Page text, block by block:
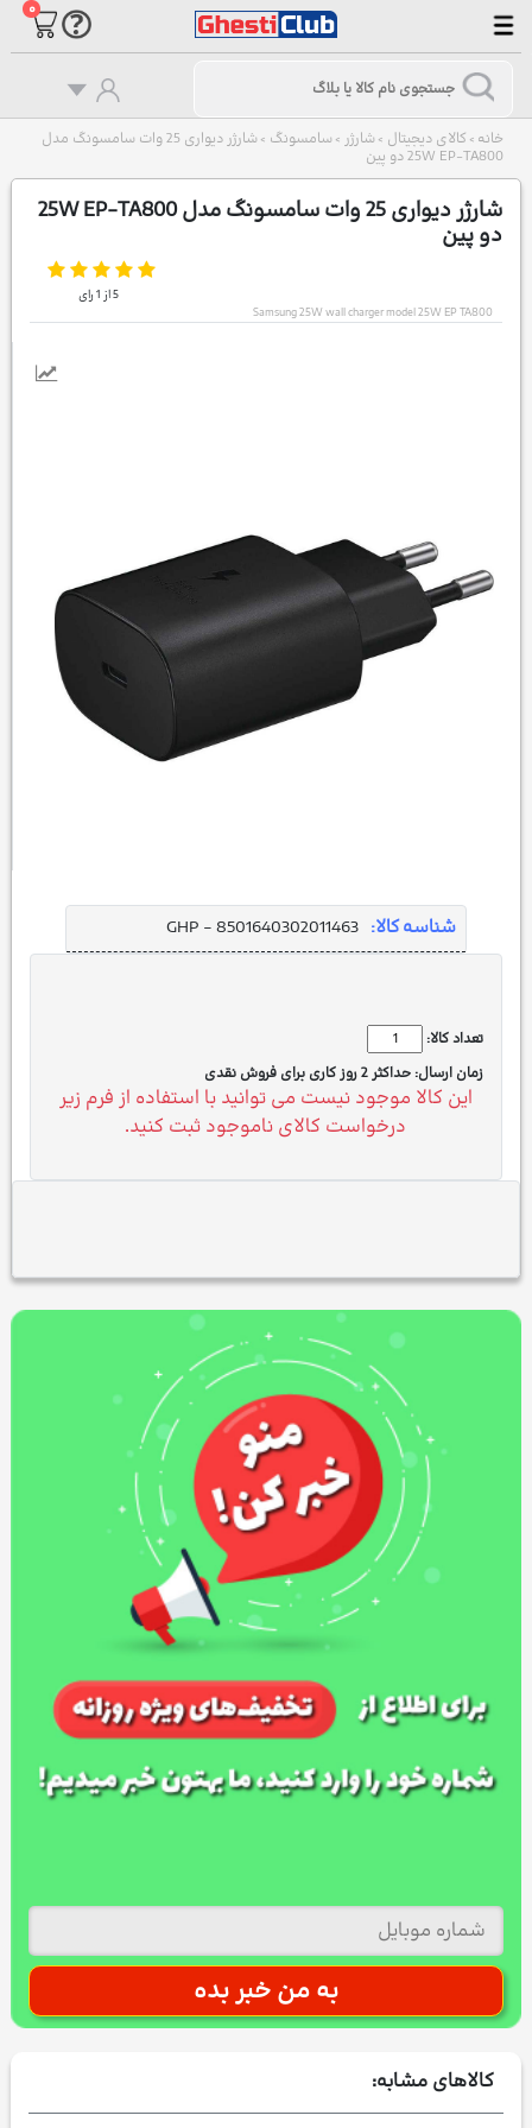
۰
خانه > کالای دیجیتال > شارژر > سامسونگ >
شارژر دیواری 25 وات سامسونگ مدل
25W EP-TA800 دو پین
شارژر دیواری 25 وات سامسونگ مدل 25W EP-TA800
دو پین
5از 1رای
Samsung 25W wall charger model 25W EP TA800
شناسه کالا: GHP - 8501640302011463
تعداد کالا:
زمان ارسال: حداکثر 2 روز کاری برای فروش نقدی
این کالا موجود نیست می توانید با استفاده از فرم زیر
درخواست کالای ناموجود ثبت کنید.
کالاهای مشابه: